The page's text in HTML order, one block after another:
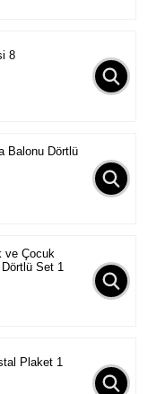
8
Balonu Dörtlü
ve Çocuk
Set 1
Plaket 1